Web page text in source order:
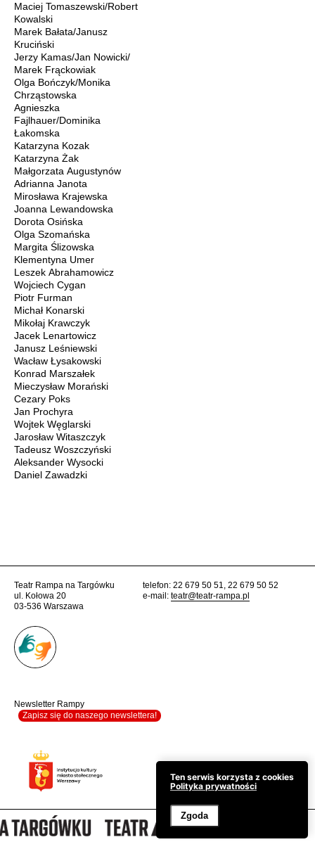
Maciej Tomaszewski/Robert
Kowalski
Marek Bałata/Janusz
Kruciński
Jerzy Kamas/Jan Nowicki/
Marek Frąckowiak
Olga Bończyk/Monika
Chrząstowska
Agnieszka
Fajlhauer/Dominika
Łakomska
Katarzyna Kozak
Katarzyna Żak
Małgorzata Augustynów
Adrianna Janota
Mirosława Krajewska
Joanna Lewandowska
Dorota Osińska
Olga Szomańska
Margita Ślizowska
Klementyna Umer
Leszek Abrahamowicz
Wojciech Cygan
Piotr Furman
Michał Konarski
Mikołaj Krawczyk
Jacek Lenartowicz
Janusz Leśniewski
Wacław Łysakowski
Konrad Marszałek
Mieczysław Morański
Cezary Poks
Jan Prochyra
Wojtek Węglarski
Jarosław Witaszczyk
Tadeusz Woszczyński
Aleksander Wysocki
Daniel Zawadzki
Teatr Rampa na Targówku
ul. Kołowa 20
03-536 Warszawa
telefon: 22 679 50 51, 22 679 50 52
e-mail: teatr@teatr-rampa.pl
Newsletter Rampy
Zapisz się do naszego newslettera!
Ten serwis korzysta z cookies
Polityka prywatności
Zgoda